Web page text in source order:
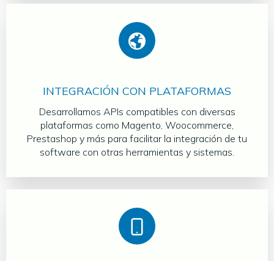
INTEGRACIÓN CON PLATAFORMAS
Desarrollamos APIs compatibles con diversas
plataformas como Magento, Woocommerce,
Prestashop y más para facilitar la integración de tu
software con otras herramientas y sistemas.